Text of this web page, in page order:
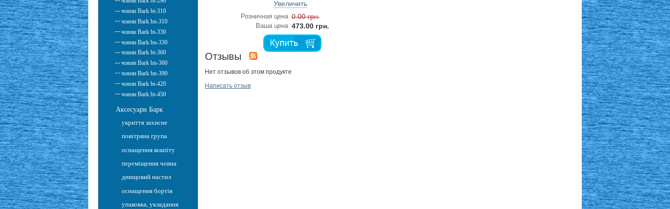
човни Bark bt-310
човни Bark bn-310
човни Bark bt-330
човни Bark bn-330
човни Bark bt-360
човни Bark bn-360
човни Bark bn-390
човни Bark bt-420
човни Bark bt-450
Аксесуари Барк
укриття захисне
повітряна група
оснащення кокпіту
переміщення човна
днищовий настил
оснащення бортів
упаковка, укладання
Увеличить
Розничная цена 0.00 грн.
Ваша цена 473.00 грн.
Отзывы
Нет отзывов об этом продукте
Написать отзыв